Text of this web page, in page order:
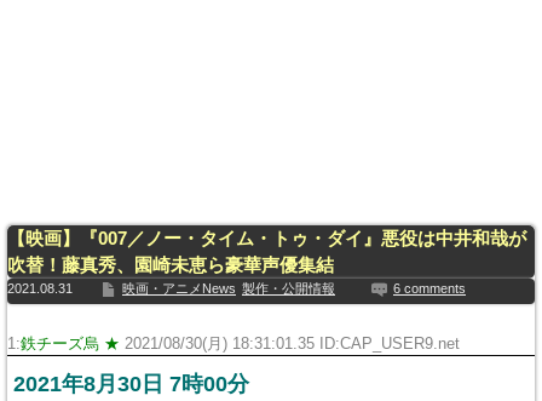
【映画】『007／ノー・タイム・トゥ・ダイ』悪役は中井和哉が
吹替！藤真秀、園崎未恵ら豪華声優集結
2021.08.31 映画・アニメNews 製作・公開情報 6 comments
1:鉄チーズ烏 ★ 2021/08/30(月) 18:31:01.35 ID:CAP_USER9.net
2021年8月30日 7時00分